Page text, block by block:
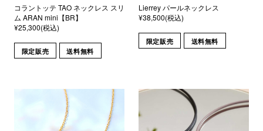
コラントッテ TAO ネックレス スリ
ム ARAN mini【BR】
¥25,300(税込)
限定販売 送料無料
Lierrey パールネックレス
¥38,500(税込)
限定販売 送料無料